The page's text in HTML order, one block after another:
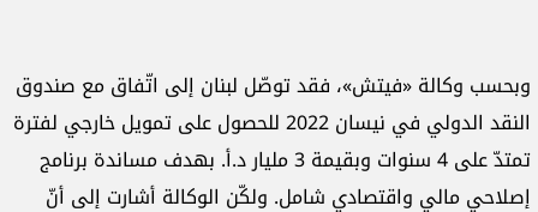
وبحسب وكالة «فيتش»، فقد توصّل لبنان إلى اتّفاق مع صندوق
النقد الدولي في نيسان 2022 للحصول على تمويل خارجي لفترة
تمتدّ على 4 سنوات وبقيمة 3 مليار د.أ. بهدف مساندة برنامج
إصلاحي مالي واقتصادي شامل. ولكّن الوكالة أشارت إلى أنّ